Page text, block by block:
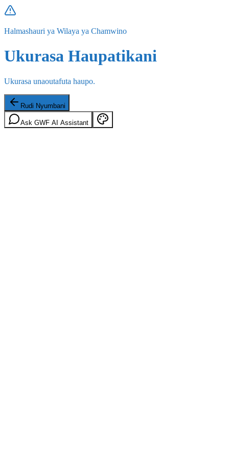
Halmashauri ya Wilaya ya Chamwino
Ukurasa Haupatikani
Ukurasa unaoutafuta haupo.
Rudi Nyumbani
Ask GWF AI Assistant